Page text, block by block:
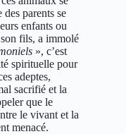
parents se
enfants ou
fils, a immolé
», c’est
spirituelle pour
adeptes,
sacrifié et la
que le
le vivant et la
menacé.